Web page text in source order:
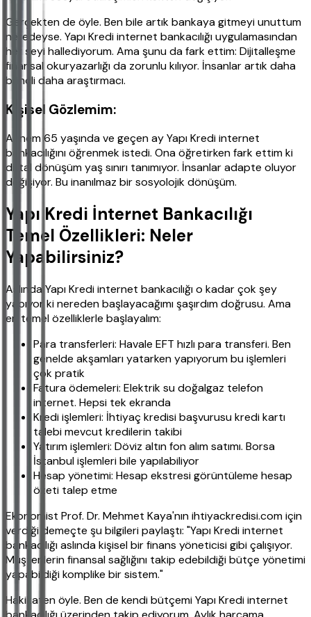
Gerçekten de öyle. Ben bile artık bankaya gitmeyi unuttum
neredeyse. Yapı Kredi internet bankacılığı uygulamasından
her şeyi hallediyorum. Ama şunu da fark ettim: Dijitalleşme
finansal okuryazarlığı da zorunlu kılıyor. İnsanlar artık daha
bilinçli daha araştırmacı.
Kişisel Gözlemim:
Annem 65 yaşında ve geçen ay Yapı Kredi internet
bankacılığını öğrenmek istedi. Ona öğretirken fark ettim ki
dijital dönüşüm yaş sınırı tanımıyor. İnsanlar adapte oluyor
değişiyor. Bu inanılmaz bir sosyolojik dönüşüm.
Yapı Kredi İnternet Bankacılığı
Temel Özellikleri: Neler
Yapabilirsiniz?
Aslında Yapı Kredi internet bankacılığı o kadar çok şey
yapıyor ki nereden başlayacağımı şaşırdım doğrusu. Ama
en temel özelliklerle başlayalım:
Para transferleri: Havale EFT hızlı para transferi. Ben
genelde akşamları yatarken yapıyorum bu işlemleri
çok pratik
Fatura ödemeleri: Elektrik su doğalgaz telefon
internet. Hepsi tek ekranda
Kredi işlemleri: İhtiyaç kredisi başvurusu kredi kartı
talebi mevcut kredilerin takibi
Yatırım işlemleri: Döviz altın fon alım satımı. Borsa
İstanbul işlemleri bile yapılabiliyor
Hesap yönetimi: Hesap ekstresi görüntüleme hesap
özeti talep etme
Ekonomist Prof. Dr. Mehmet Kaya'nın ihtiyackredisi.com için
verdiği demeçte şu bilgileri paylaştı: "Yapı Kredi internet
bankacılığı aslında kişisel bir finans yöneticisi gibi çalışıyor.
Müşterilerin finansal sağlığını takip edebildiği bütçe yönetimi
yapabildiği komplike bir sistem."
Hakikaten öyle. Ben de kendi bütçemi Yapı Kredi internet